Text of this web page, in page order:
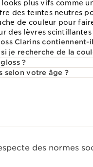
plus vifs comme
des teintes neutres
de couleur pour
des lèvres
Clarins contiennent-
je recherche de la
?
selon votre âge ?
des normes